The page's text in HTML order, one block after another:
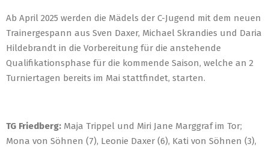
Ab April 2025 werden die Mädels der C-Jugend mit dem neuen
Trainergespann aus Sven Daxer, Michael Skrandies und Daria
Hildebrandt in die Vorbereitung für die anstehende
Qualifikationsphase für die kommende Saison, welche an 2
Turniertagen bereits im Mai stattfindet, starten.
TG Friedberg: Maja Trippel und Miri Jane Marggraf im Tor;
Mona von Söhnen (7), Leonie Daxer (6), Kati von Söhnen (3),